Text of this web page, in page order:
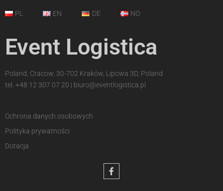
PL EN DE NO
Event Logistica
Poland, Cracow, 30-702 Kraków, Lipowa 3D, Poland
tel. +48 12 307 07 20 | biuro@eventlogistica.pl
Ochrona danych osobowych
Polityka prywatności
Dotacja